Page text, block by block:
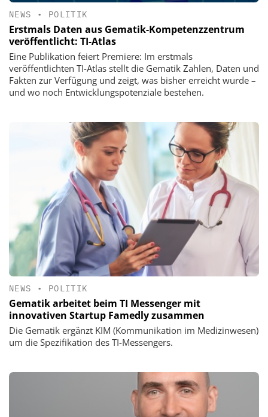
NEWS • POLITIK
Erstmals Daten aus Gematik-Kompetenzzentrum
veröffentlicht: TI-Atlas
Eine Publikation feiert Premiere: Im erstmals
veröffentlichten TI-Atlas stellt die Gematik Zahlen, Daten und
Fakten zur Verfügung und zeigt, was bisher erreicht wurde –
und wo noch Entwicklungspotenziale bestehen.
NEWS • POLITIK
Gematik arbeitet beim TI Messenger mit
innovativen Startup Famedly zusammen
Die Gematik ergänzt KIM (Kommunikation im Medizinwesen)
um die Spezifikation des TI-Messengers.